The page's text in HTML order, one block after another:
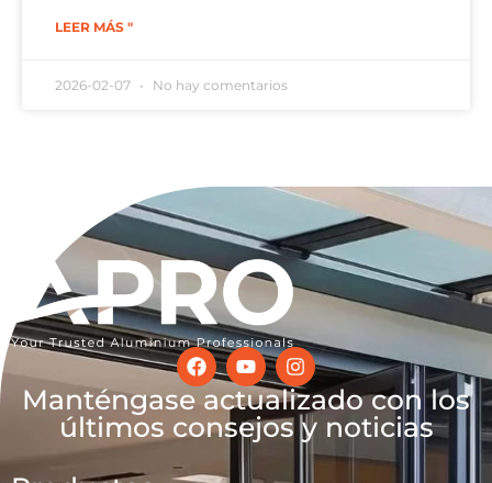
LEER MÁS "
2026-02-07 No hay comentarios
Manténgase actualizado con los
últimos consejos y noticias